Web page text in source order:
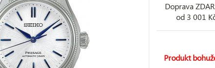
Doprava
od 3 001
Produkt